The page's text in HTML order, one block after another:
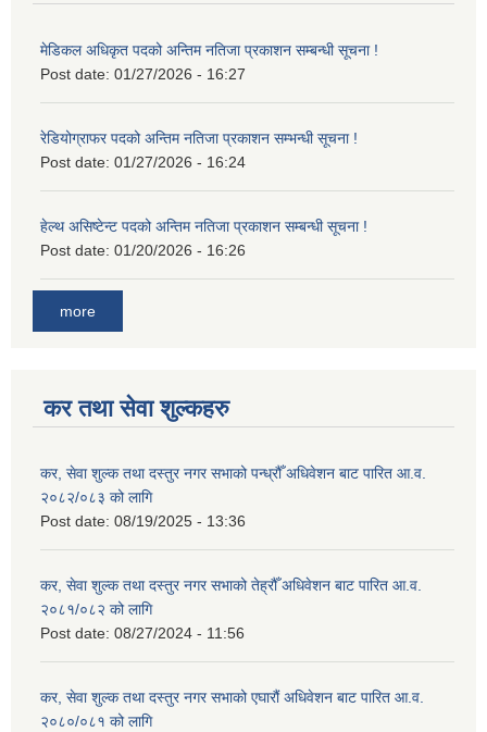
मेडिकल अधिकृत पदको अन्तिम नतिजा प्रकाशन सम्बन्धी सूचना !
Post date: 01/27/2026 - 16:27
रेडियोग्राफर पदको अन्तिम नतिजा प्रकाशन सम्भन्धी सूचना !
Post date: 01/27/2026 - 16:24
हेल्थ असिष्टेन्ट पदको अन्तिम नतिजा प्रकाशन सम्बन्धी सूचना !
Post date: 01/20/2026 - 16:26
more
कर तथा सेवा शुल्कहरु
कर, सेवा शुल्क तथा दस्तुर नगर सभाको पन्ध्रौँ अधिवेशन बाट पारित आ.व.
२०८२/०८३ को लागि
Post date: 08/19/2025 - 13:36
कर, सेवा शुल्क तथा दस्तुर नगर सभाको तेह्रौँ अधिवेशन बाट पारित आ.व.
२०८१/०८२ को लागि
Post date: 08/27/2024 - 11:56
कर, सेवा शुल्क तथा दस्तुर नगर सभाको एघारौं अधिवेशन बाट पारित आ.व.
२०८०/०८१ को लागि